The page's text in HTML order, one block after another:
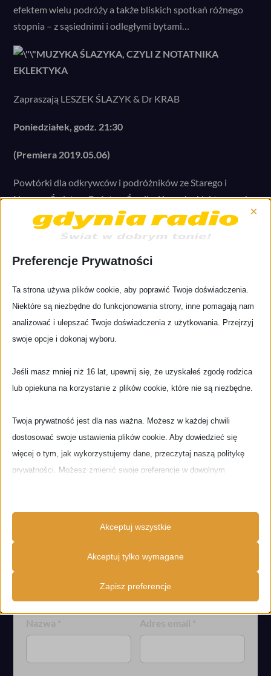
efektem wielu podróży a także bliskich spotkań różnego
stopnia – z sąsiednimi i odległymi bytami…
MUZYKA ŚLAZYKA,CZYLI Z NOTATNIKA
EKLEKTYKA
Zapraszają LESZEK ŚLAZYK & Dr KRAB
Poniedziałek, godz. 21:30
(Premiera 2019.05.06)
Powtórki dla odkrywców i podróżników ze Starego i
Nowego Świata, z Państwa Środka i innych eklektycznych
miejsc gdzie stare nutki spotykają się z nowymi – we
Wtorki o godz. 03:30 i 11:30 rano oraz w Soboty o 15:30.
CET/UTC+1 CEST/UTC+2 (czas letni)
Czas trwania: ok. 60 min.
Chillout
Twój adres email nie zostanie opublikowany.
Wymagane pola są oznaczone*
Preferencje Prywatności
×
Ta strona używa plików cookie, aby poprawić Twoje doświadczenia.
Niektóre są niezbędne do funkcjonowania strony, inne pomagają nam
analizować i ulepszać Twoje doświadczenia z użytkowania. Przejrzyj
swoje opcje i dokonaj wyboru.
Jeśli masz mniej niż 16 lat, upewnij się, że uzyskałeś zgodę rodzica
lub opiekuna na korzystanie z plików cookie, które nie są niezbędne.
Twoja prywatność jest dla nas ważna. Możesz w każdej chwili
dostosować swoje ustawienia plików cookie. Aby dowiedzieć się
więcej o tym, jak wykorzystujemy dane, przeczytaj naszą politykę
prywatności. Możesz zmienić swoje preferencje w dowolnym
Niezbędne pliki cookie i usługi umożliwiają podstawowe funkcje i są
konieczne do prawidłowego funkcjonowania strony. Te pliki cookie i
Pokaż szczegóły
Analityczne
Akceptuj wszystkie
Akceptuj tylko wymagane
Zapisz preferencje